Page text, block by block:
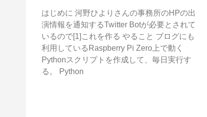
はじめに 河野ひよりさんの事務所のHPの出
演情報を通知するTwitter Botが必要とされて
いるので[1]これを作る やること ブログにも
利用しているRaspberry Pi Zero上で動く
Pythonスクリプトを作成して、毎日実行す
る。 Python